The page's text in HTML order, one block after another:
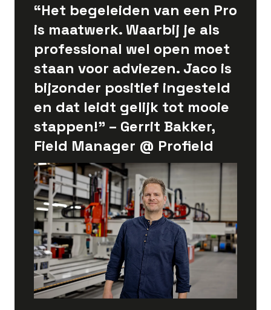
“Het begeleiden van een Pro
is maatwerk. Waarbij je als
professional wel open moet
staan voor adviezen. Jaco is
bijzonder positief ingesteld
en dat leidt gelijk tot mooie
stappen!” – Gerrit Bakker,
Field Manager @ Profield